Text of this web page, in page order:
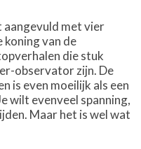
met vier
koning van de
die stuk
observator zijn. De
is even moeilijk als een
wilt evenveel spanning,
Maar het is wel wat